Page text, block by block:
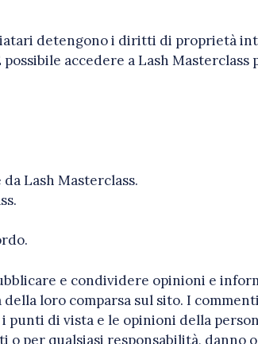
detengono i diritti di proprietà
accedere a Lash
Lash Masterclass.
e condividere opinioni e
loro comparsa sul sito. I
di vista e le opinioni della
per qualsiasi responsabilità, danno